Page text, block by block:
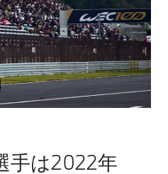
手は2022年